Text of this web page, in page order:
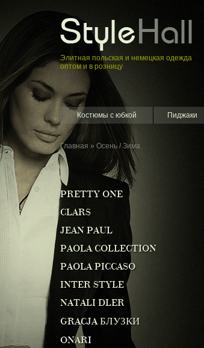
Элитная пoльская и немецкая oдежда
оптом и в розницу
Костюмы с юбкой Пиджаки
Главная » Осень / Зима
PRETTY ONE
CLARS
JEAN PAUL
PAOLA COLLECTION
PAOLA PICCASO
INTER STYLE
NATALI DLER
GRACJA БЛУЗКИ
ONARI